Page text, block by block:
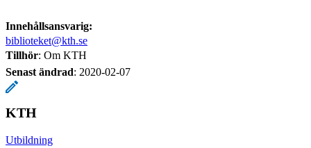
Innehållsansvarig:
biblioteket@kth.se
Tillhör: Om KTH
Senast ändrad: 2020-02-07
KTH
Utbildning